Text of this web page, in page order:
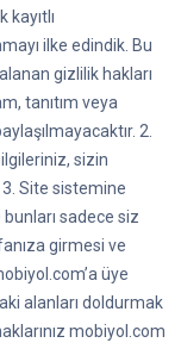
ilke edindik. Bu
gizlilik hakları
tanıtım veya
2.
sizin
3. Site sistemine
sadece siz
girmesi ve
üye
alanları doldurmak
mobiyol.com